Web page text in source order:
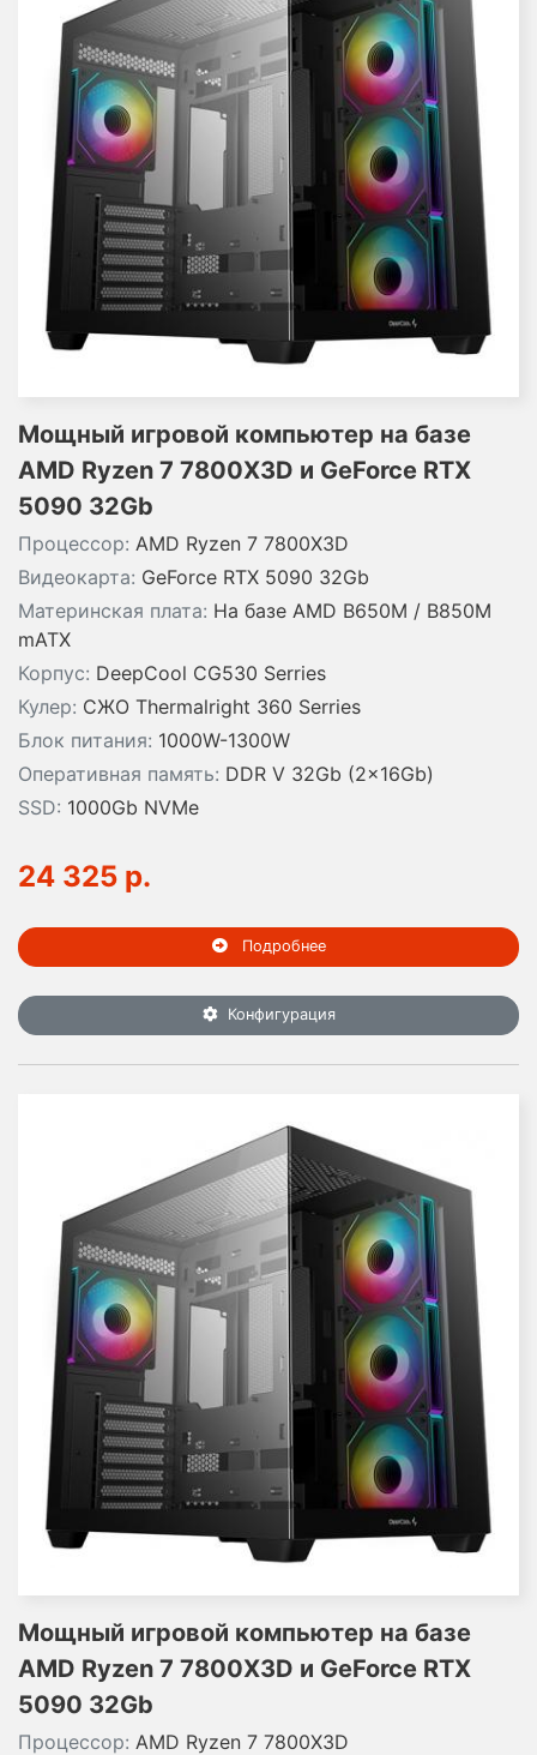
Мощный игровой компьютер на базе
AMD Ryzen 7 7800X3D и GeForce RTX
5090 32Gb
Процессор: AMD Ryzen 7 7800X3D
Видеокарта: GeForce RTX 5090 32Gb
Материнская плата: На базе AMD B650M / B850M
mATX
Корпус: DeepCool CG530 Serries
Кулер: СЖО Thermalright 360 Serries
Блок питания: 1000W-1300W
Оперативная память: DDR V 32Gb (2x16Gb)
SSD: 1000Gb NVMe
24 325 р.
Подробнее
Конфигурация
Мощный игровой компьютер на базе
AMD Ryzen 7 7800X3D и GeForce RTX
5090 32Gb
Процессор: AMD Ryzen 7 7800X3D